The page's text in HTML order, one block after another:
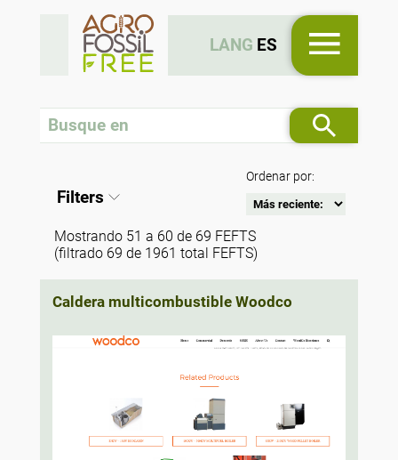
LANG ES
Filters
Ordenar por:
Mostrando 51 a 60 de 69 FEFTS
(filtrado 69 de 1961 total FEFTS)
Caldera multicombustible Woodco